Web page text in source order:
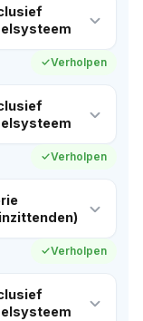
Verholpen
Verholpen
Verholpen